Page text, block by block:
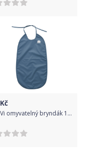
Kč
CeLaVi omyvatelný bryndák 1467-717